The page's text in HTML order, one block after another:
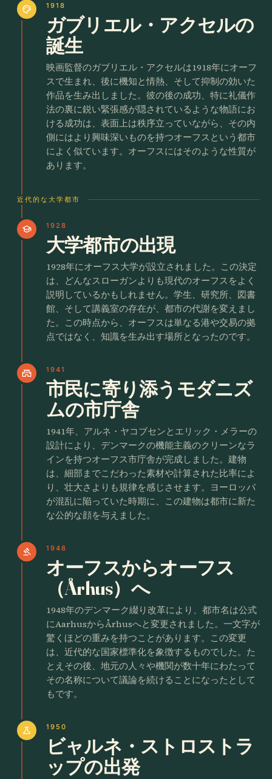
palette 1918
ガブリエル・アクセルの
誕生
映画監督のガブリエル・アクセルは1918年にオーフ
スで生まれ、後に機知と情熱、そして抑制の効いた
作品を生み出しました。彼の後の成功、特に礼儀作
法の裏に鋭い緊張感が隠されているような物語にお
ける成功は、表面上は秩序立っていながら、その内
側にはより興味深いものを持つオーフスという都市
によく似ています。オーフスにはそのような性質が
あります。
近代的な大学都市
school 1928
大学都市の出現
1928年にオーフス大学が設立されました。この決定
は、どんなスローガンよりも現代のオーフスをよく
説明しているかもしれません。学生、研究所、図書
館、そして講義室の存在が、都市の代謝を変えまし
た。この時点から、オーフスは単なる港や交易の拠
点ではなく、知識を生み出す場所となったのです。
castle 1941
市民に寄り添うモダニズ
ムの市庁舎
1941年、アルネ・ヤコブセンとエリック・メラーの
設計により、デンマークの機能主義のクリーンなラ
インを持つオーフス市庁舎が完成しました。建物
は、細部までこだわった素材や計算された比率によ
り、壮大さよりも規律を感じさせます。ヨーロッパ
が混乱に陥っていた時期に、この建物は都市に新た
な公的な顔を与えました。
gavel 1948
オーフスからオーフス
（Århus）へ
1948年のデンマーク綴り改革により、都市名は公式
にAarhusからÅrhusへと変更されました。一文字が
驚くほどの重みを持つことがあります。この変更
は、近代的な国家標準化を象徴するものでした。た
とえその後、地元の人々や機関が数十年にわたって
その名称について議論を続けることになったとして
もです。
science 1950
ビャルネ・ストロストラ
ップの出発